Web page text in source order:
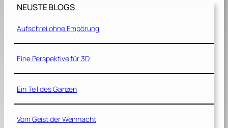
NEUSTE BLOGS
Aufschrei ohne Empörung
Eine Perspektive für 3D
Ein Teil des Ganzen
Vom Geist der Weihnacht